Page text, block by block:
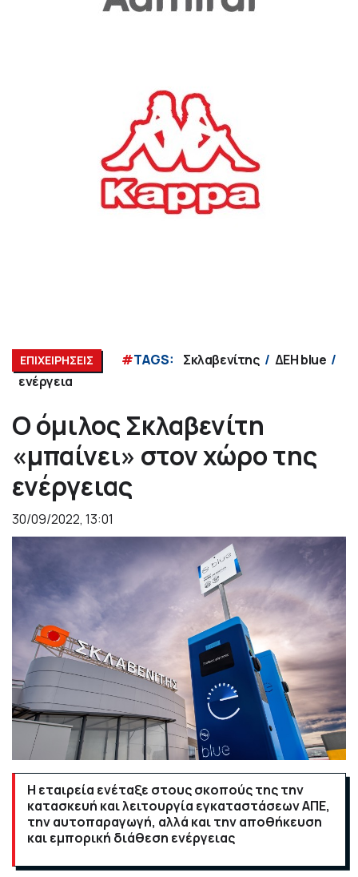
ΕΠΙΧΕΙΡΗΣΕΙΣ #TAGS: Σκλαβενίτης
ΔΕΗ blue
ενέργεια
Ο όμιλος Σκλαβενίτη
«μπαίνει» στον χώρο της
ενέργειας
30/09/2022, 13:01
Η εταιρεία ενέταξε στους σκοπούς της την
κατασκευή και λειτουργία εγκαταστάσεων ΑΠΕ,
την αυτοπαραγωγή, αλλά και την αποθήκευση
και εμπορική διάθεση ενέργειας